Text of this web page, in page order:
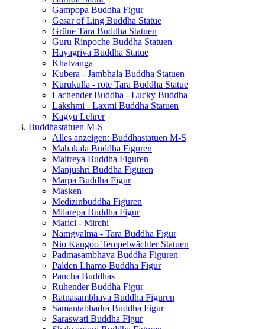
Gampopa Buddha Figur
Gesar of Ling Buddha Statue
Grüne Tara Buddha Statuen
Guru Rinpoche Buddha Statuen
Hayagriva Buddha Statue
Khatvanga
Kubera - Jambhala Buddha Statuen
Kurukulla - rote Tara Buddha Statue
Lachender Buddha - Lucky Buddha
Lakshmi - Laxmi Buddha Statuen
Kagyu Lehrer
Buddhastatuen M-S
Alles anzeigen: Buddhastatuen M-S
Mahakala Buddha Figuren
Maitreya Buddha Figuren
Manjushri Buddha Figuren
Marpa Buddha Figur
Masken
Medizinbuddha Figuren
Milarepa Buddha Figur
Marici - Mirchi
Namgyalma - Tara Buddha Figur
Nio Kangoo Tempelwächter Statuen
Padmasambhava Buddha Figuren
Palden Lhamo Buddha Figur
Pancha Buddhas
Ruhender Buddha Figur
Ratnasambhava Buddha Figuren
Samantabhadra Buddha Figur
Saraswati Buddha Figur